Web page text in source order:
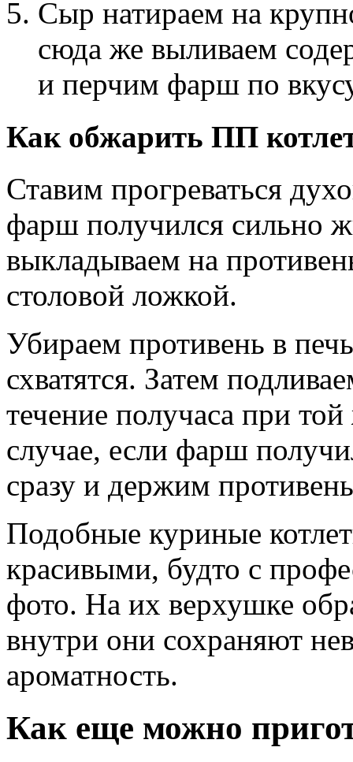
Сыр натираем на
сюда же выливаем
и перчим фарш по
Как обжарить ПП
Ставим прогреваться
фарш получился сильно
выкладываем на
столовой ложкой.
Убираем противень в
схватятся. Затем
течение получаса при
случае, если фарш
сразу и держим
Подобные куриные
красивыми, будто с
фото. На их верхушке
внутри они сохраняют
ароматность.
Как еще можно